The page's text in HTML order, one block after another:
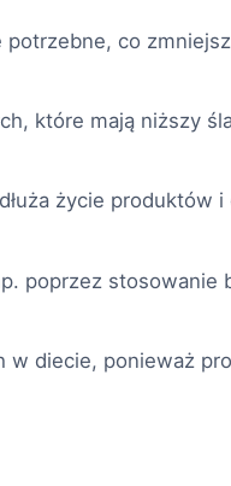
co
które mają niższy
życie produktów
poprzez stosowanie
w diecie, ponieważ